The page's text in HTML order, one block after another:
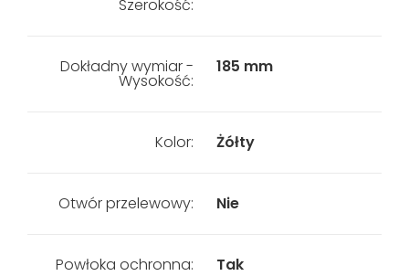
Szerokość:
Dokładny wymiar -
Wysokość:
185 mm
Kolor: Żółty
Otwór przelewowy: Nie
Powłoka ochronna: Tak